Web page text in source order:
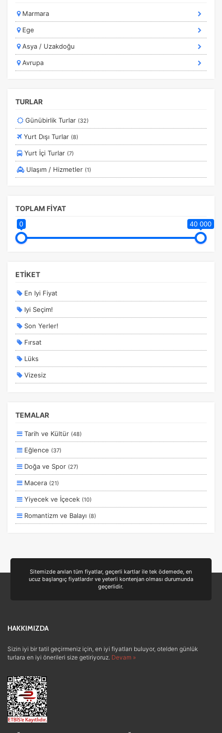
Marmara
Ege
Asya / Uzakdoğu
Avrupa
TURLAR
Günübirlik Turlar (32)
Yurt Dışı Turlar (8)
Yurt İçi Turlar (7)
Ulaşım / Hizmetler (1)
TOPLAM FİYAT
0 40 000
ETİKET
En Iyi Fiyat
Iyi Seçim!
Son Yerler!
Fırsat
Lüks
Vizesiz
Planlanan
Otobüs Ile
Uçak Ile
Ekstralar Dahil
TEMALAR
Tarih ve Kültür (48)
Eğlence (37)
Doğa ve Spor (27)
Macera (21)
Yiyecek ve İçecek (10)
Romantizm ve Balayı (8)
Sağlık ve Güzellik(3)
Sitemizde anılan tüm fiyatlar, geçerli kartlar ile tek ödemede, en
ucuz başlangıç fiyatlardır ve yeterli kontenjan olması durumunda
geçerlidir.
HAKKIMIZDA
Sizin iyi bir tatil geçirmeniz için, en iyi fiyatları buluyor, otelden günlük
turlara en iyi önerileri size getiriyoruz. Devam »